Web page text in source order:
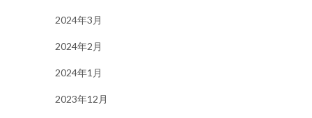
2024年3月
2024年2月
2024年1月
2023年12月